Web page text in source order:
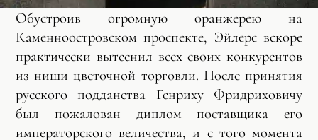
Обустроив огромную оранжерею на
Каменноостровском проспекте, Эйлерс вскоре
практически вытеснил всех своих конкурентов
из ниши цветочной торговли. После принятия
русского подданства Генриху Фридриховичу
был пожалован диплом поставщика его
императорского величества, и с того момента